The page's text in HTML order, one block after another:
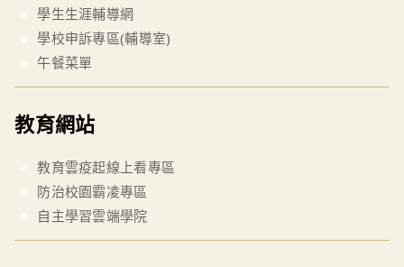
學生生涯輔導網
學校申訴專區(輔導室)
午餐菜單
教育網站
教育雲疫起線上看專區
防治校園霸凌專區
自主學習雲端學院